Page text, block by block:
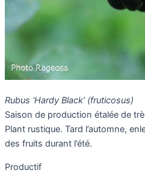
Rubus ‘Hardy Black’ (fruticosus)
Saison de production étalée de
Plant rustique. Tard l’automne,
des fruits durant l’été.
Productif